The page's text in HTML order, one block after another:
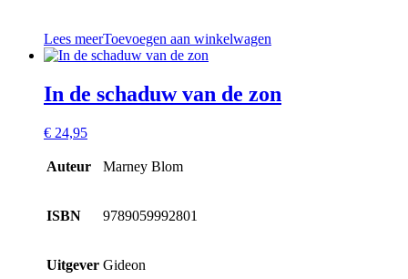
Lees meerToevoegen aan winkelwagen
In de schaduw van de zon
€ 24,95
Auteur Marney Blom
ISBN 9789059992801
Uitgever Gideon